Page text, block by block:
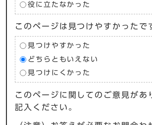
役に立たなかった
このページは見つけやすかったで
見つけやすかった
どちらともいえない
見つけにくかった
このページに関してのご意見があ
記入ください。